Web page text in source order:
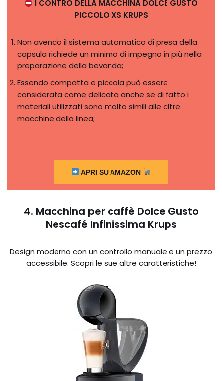
I CONTRO DELLA MACCHINA DOLCE GUSTO
PICCOLO XS KRUPS
Non avendo il sistema automatico di presa della
capsula richiede un minimo di impegno in più nella
preparazione della bevanda;
Essendo compatta e piccola può essere
considerata come delicata anche se di fatto i
materiali utilizzati sono molto simili alle altre
macchine della linea;
APRI SU AMAZON
4. Macchina per caffè Dolce Gusto
Nescafé Infinissima Krups
Design moderno con un controllo manuale e un prezzo
accessibile. Scopri le sue altre caratteristiche!